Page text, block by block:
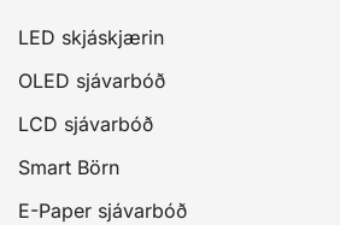
LED skjáskjærin
OLED sjávarbóð
LCD sjávarbóð
Smart Börn
E-Paper sjávarbóð